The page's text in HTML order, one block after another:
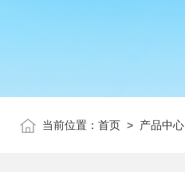
当前位置： 首页 > 产品中心